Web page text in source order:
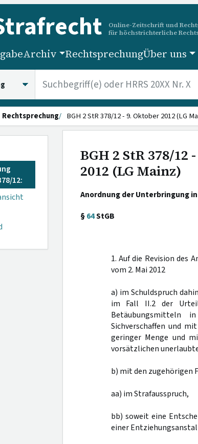
Online-Zeitschrift und
für höchstrichterliche
Archiv RechtsprechungÜber uns
Rechtsprechung BGH 2 StR 378/12 - 9. Oktober 2012 (LG
12:
BGH 2 StR 378/
2012 (LG Mainz)
Anordnung der Unterbringung
§64StGB
1. Auf die Revision des
vom 2. Mai 2012
a) im Schuldspruch
im Fall II.2 der
Sichverschaffen und
geringer Menge und
vorsätzlichen
b) mit den zugehörigen
aa) im Strafausspruch,
bb) soweit eine
einer